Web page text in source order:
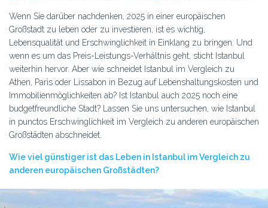
Wenn Sie darüber nachdenken, 2025 in einer europäischen
Großstadt zu leben oder zu investieren, ist es wichtig,
Lebensqualität und Erschwinglichkeit in Einklang zu bringen. Und
wenn es um das Preis-Leistungs-Verhältnis geht, sticht Istanbul
weiterhin hervor. Aber wie schneidet Istanbul im Vergleich zu
Athen, Paris oder Lissabon in Bezug auf Lebenshaltungskosten und
Immobilienmöglichkeiten ab? Ist Istanbul auch 2025 noch eine
budgetfreundliche Stadt? Lassen Sie uns untersuchen, wie Istanbul
in punctos Erschwinglichkeit im Vergleich zu anderen europäischen
Großstädten abschneidet.
Wie viel günstiger ist das Leben in Istanbul im Vergleich zu
anderen europäischen Großstädten?